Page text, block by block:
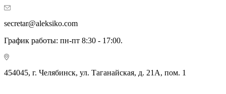
secretar@aleksiko.com
График работы: пн-пт 8:30 - 17:00.
454045, г. Челябинск, ул. Таганайская, д. 21А, пом. 1